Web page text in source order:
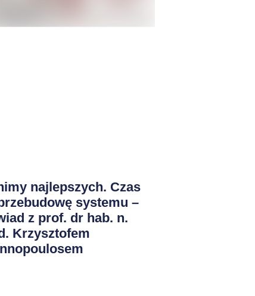
najlepszych. Czas
systemu –
z prof. dr hab. n.
Krzysztofem